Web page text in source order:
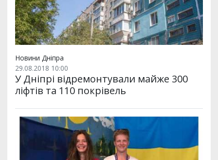
Новини Дніпра
29.08.2018 10:00
У Дніпрі відремонтували майже 300
ліфтів та 110 покрівель